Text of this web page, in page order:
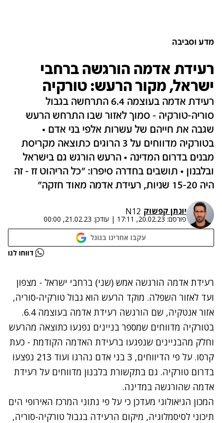
מדע וסביבה
רעידת אדמה הורגשה ברחבי
ישראל, מקור הרעש: טורקיה
רעידת אדמה בעוצמה 6.4 התרחשה בגבול
סוריה-טורקיה - סמוך לאזור שבו התרחש הרעש
שגבה את חייהם של עשרות אלפי בני אדם •
בטורקיה מדווחים על 3 הרוגים כתוצאה מקריסת
מבנים בדרום המדינה • הרעש הורגש גם בישראל
ובלבנון • תושבים בחדרה סיפרו: "כל הריהוט זז - זה
היה 15-20 שניות, רעידת אדמה מאוד חזקה"
יונתן קפשוק N12
פורסם: 20.02.23, 17:11
| עודכן: 21.02.23, 00:00
עקבו אחרינו בגוגל
נתקלנו בבעיה דווחו לנו
רעידת אדמה הורגשה אמש (שני) ברחבי ישראל - מצפון
ועד לאזור השפלה. מוקד הרעש הוא גבול טורקיה-סוריה,
אזור אנטקיה, שם הורגשה רעידת אדמה בעוצמה 6.4.
בטורקיה מדווחים שמספר בניינים נפגעו כתוצאה מהרעש
וחלק מהבניינים שנפגעו ברעידת האדמה הקודמת - כעת
קרסו. על פי הדיווחים, 3 בני אדם נהרגו ועוד 213 נפצעו
בדרום טורקיה. גם בתקשורת בלבנון מדווחים על רעידת
אדמה שהורגשה במדינה.
המכון הגיאולוגי מעדכן כי על פי נתוני המרכז האירופי הים
תיכוני לסיסמלוגיה, מיקום הרעידה בגבול טורקיה-סוריה,